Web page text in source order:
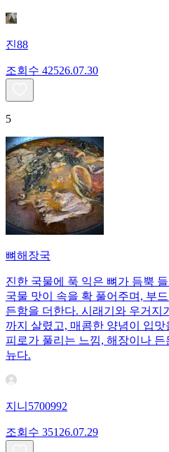
진88
조회수 42526.07.30
5
뼈해장국
진한 국물에 푹 익은 뼈가 듬뿍
국물 맛이 속을 확 풀어주며, 부
든함을 더한다. 시래기와 우거지
까지 살렸고, 매콤한 양념이 입
피로가 풀리는 느낌, 해장이나 든
뉴다.
지니5700992
조회수 351 26.07.29